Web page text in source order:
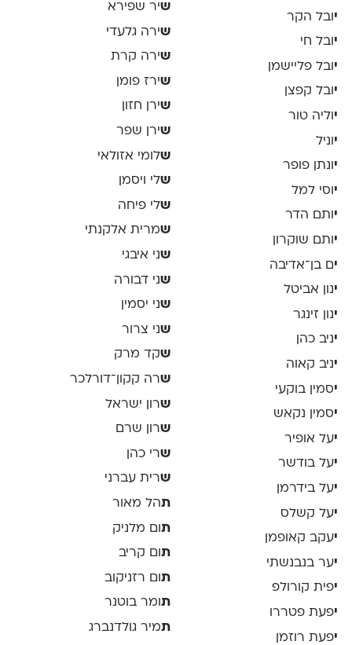
י ובל הקר
יובל חי
י ובל פליישמן
יובל קפצן
י וליה טור
י וניל
יונתן פופר
י וסי למל
יותם הדר
י ותם שוקרון
ים בן־אדיבה
ינון אביטל
ינון זינגר
יניב כהן
יניב קאוה
יסמין בוקעי
יסמין נקאש
יעל אופיר
יעל בודשר
יעל בידרמן
יעל קשלס
יעקב קאופמן
יער בנבנשתי
יפית קורולפ
יפעת פטררו
יפעת רוזמן
שיר שפירא
שירה גלעדי
שירה קרת
שירז פומן
שירן חזון
שירן שפר
שלומי אזולאי
שלי ויסמן
שלי פיחה
שמרית אלקנתי
שני איבגי
שני דבורה
שני יסמין
שני צרור
שקד מרק
שרה קקון־דורלכר
שרון ישראל
שרון שרם
שרי כהן
שרית עברני
תהל מאור
תום מלניק
ת ום קריב
ת ום רזניקוב
תומר בוטנר
תמיר גולדנברג